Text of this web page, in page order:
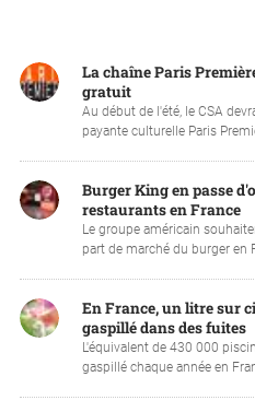
La chaîne Paris
gratuit
Au début de l'été, le CSA
payante culturelle Paris
Burger King en passe
restaurants en France
Le groupe américain
part de marché du burger en
En France, un litre sur
gaspillé dans des fuites
L'équivalent de 430 000
gaspillé chaque année en